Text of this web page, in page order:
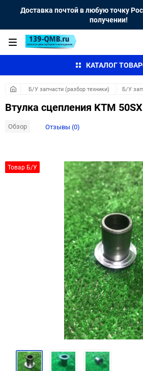
Доставка почтой в любую точку
получении!
КАТАЛОГ
Б/У запчасти (разбор техники) Б/У
Втулка сцепления KTM
Обзор Отзывы (0)
Товар Б/У